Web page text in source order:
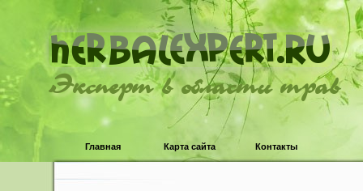
Эксперт в области трав
Главная Карта сайта Контакты